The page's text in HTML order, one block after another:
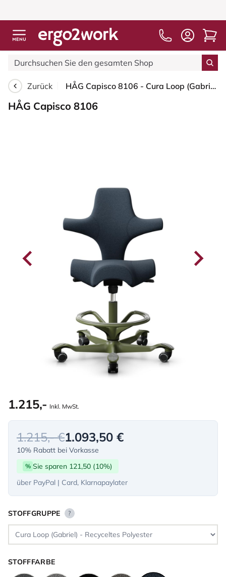
Zurück HÅG Capisco 8106 - Cura Loop (Gabriel) - Recyceltes Polyester - CLP66165 Blue - Moss Grey - 265 mm (Sitzhöhe 53-79cm) - Harte Rollen für weiche Böden
HÅG Capisco 8106
1.215,- Inkl. MwSt.
1.215,- €1.093,50 €
10% Rabatt bei Vorkasse
% Sie sparen 121,50 (10%)
über PayPal | Card, Klarnapaylater
STOFFGRUPPE ?
STOFFFARBE